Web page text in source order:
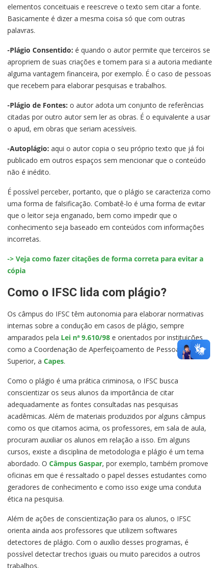
elementos conceituais e reescreve o texto sem citar a fonte.
Basicamente é dizer a mesma coisa só que com outras
palavras.
-Plágio Consentido: é quando o autor permite que terceiros se
apropriem de suas criações e tomem para si a autoria mediante
alguma vantagem financeira, por exemplo. É o caso de pessoas
que recebem para elaborar pesquisas e trabalhos.
-Plágio de Fontes: o autor adota um conjunto de referências
citadas por outro autor sem ler as obras. É o equivalente a usar
o apud, em obras que seriam acessíveis.
-Autoplágio: aqui o autor copia o seu próprio texto que já foi
publicado em outros espaços sem mencionar que o conteúdo
não é inédito.
É possível perceber, portanto, que o plágio se caracteriza como
uma forma de falsificação. Combatê-lo é uma forma de evitar
que o leitor seja enganado, bem como impedir que o
conhecimento seja baseado em conteúdos com informações
incorretas.
-> Veja como fazer citações de forma correta para evitar a
cópia
Como o IFSC lida com plágio?
Os câmpus do IFSC têm autonomia para elaborar normativas
internas sobre a condução em casos de plágio, sempre
amparados pela Lei nª 9.610/98 e orientados por instituições
como a Coordenação de Aperfeiçoamento de Pessoal de Nível
Superior, a Capes.
Como o plágio é uma prática criminosa, o IFSC busca
conscientizar os seus alunos da importância de citar
adequadamente as fontes consultadas nas pesquisas
acadêmicas. Além de materiais produzidos por alguns câmpus
como os que citamos acima, os professores, em sala de aula,
procuram auxiliar os alunos em relação a isso. Em alguns
cursos, existe a disciplina de metodologia e plágio é um tema
abordado. O Câmpus Gaspar, por exemplo, também promove
oficinas em que é ressaltado o papel desses estudantes como
geradores de conhecimento e como isso exige uma conduta
ética na pesquisa.
Além de ações de conscientização para os alunos, o IFSC
orienta ainda aos professores que utilizem softwares
detectores de plágio. Com o auxílio desses programas, é
possível detectar trechos iguais ou muito parecidos a outros
trabalhos.